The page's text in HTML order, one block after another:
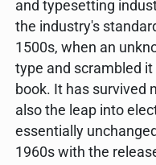
and typesetting
the industry's
1500s, when an
type and scrambled
book. It has survived
also the leap into
essentially
1960s with the